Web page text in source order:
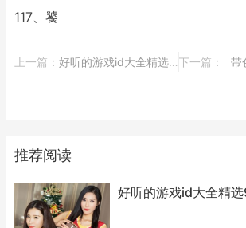
117、饕
上一篇： ​好听的游戏id大全精选91个 下一篇： 带
推荐阅读
好听的游戏id大全精选